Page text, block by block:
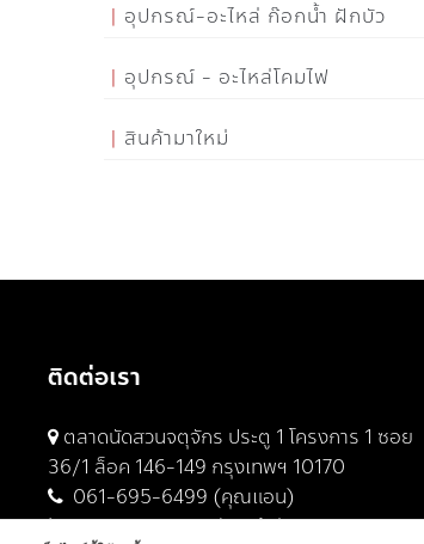
อุปกรณ์-อะไหล่ ก๊อกน้ำ ฝักบัว
อุปกรณ์ - อะไหล่โคมไฟ
สินค้ามาใหม่
ติดต่อเรา
ตลาดนัดสวนจตุจักร ประตู 1 โครงการ 1 ซอย
36/1 ล็อค 146-149 กรุงเทพฯ 10170
061-695-6499 (คุณแอน)
061-682-9329 (คุณต้น)